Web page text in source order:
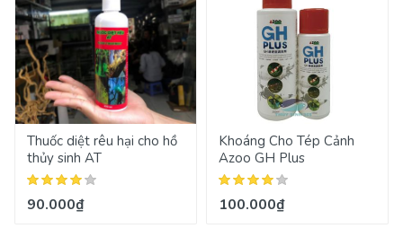
Thuốc diệt rêu hại cho hồ
thủy sinh AT
90.000₫
Khoáng Cho Tép Cảnh
Azoo GH Plus
100.000₫